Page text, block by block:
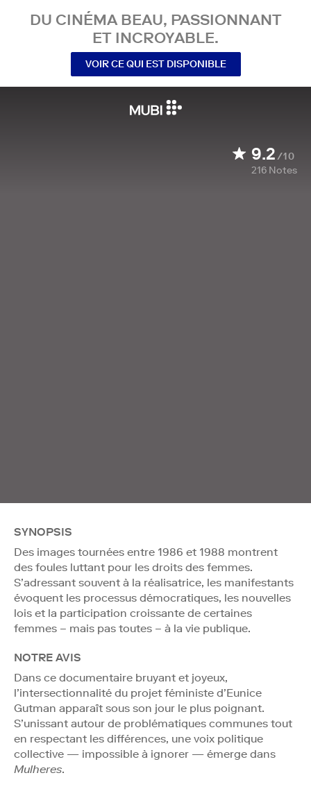
DU CINÉMA BEAU, PASSIONNANT
ET INCROYABLE.
VOIR CE QUI EST DISPONIBLE
9.2/10
216 Notes
SYNOPSIS
Des images tournées entre 1986 et 1988 montrent
des foules luttant pour les droits des femmes.
S’adressant souvent à la réalisatrice, les manifestants
évoquent les processus démocratiques, les nouvelles
lois et la participation croissante de certaines
femmes – mais pas toutes – à la vie publique.
NOTRE AVIS
Dans ce documentaire bruyant et joyeux,
l’intersectionnalité du projet féministe d’Eunice
Gutman apparaît sous son jour le plus poignant.
S’unissant autour de problématiques communes tout
en respectant les différences, une voix politique
collective — impossible à ignorer — émerge dans
Mulheres.